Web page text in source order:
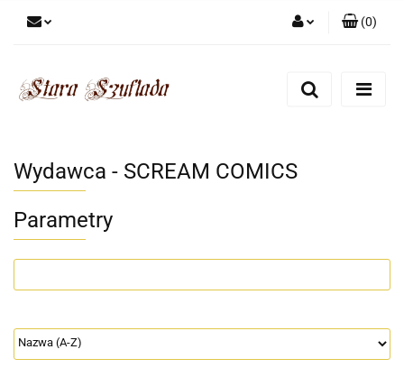
Zarejestruj się
(0)
Wydawca - SCREAM COMICS
Parametry